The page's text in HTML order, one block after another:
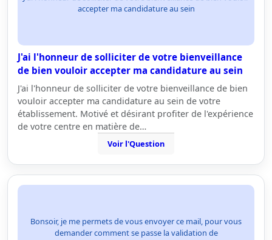
accepter ma candidature au sein
J'ai l'honneur de solliciter de votre bienveillance
de bien vouloir accepter ma candidature au sein
J'ai l'honneur de solliciter de votre bienveillance de bien
vouloir accepter ma candidature au sein de votre
établissement. Motivé et désirant profiter de l'expérience
de votre centre en matière de…
Voir l'Question
Bonsoir, je me permets de vous envoyer ce mail, pour vous
demander comment se passe la validation de